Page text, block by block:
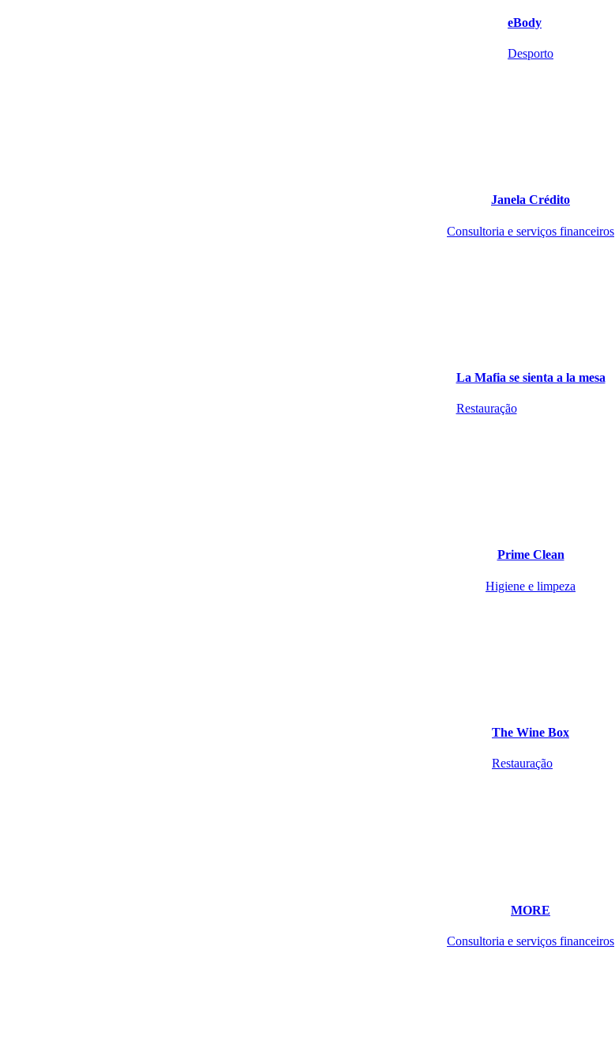
eBody
Desporto
Janela Crédito
Consultoria e serviços financeiros
La Mafia se sienta a la mesa
Restauração
Prime Clean
Higiene e limpeza
The Wine Box
Restauração
MORE
Consultoria e serviços financeiros